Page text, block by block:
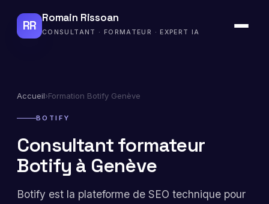
RR
Romain Rissoan
CONSULTANT · FORMATEUR · EXPERT IA
Accueil›Formation Botify Genève
BOTIFY
Consultant formateur
Botify à Genève
Botify est la plateforme de SEO technique pour